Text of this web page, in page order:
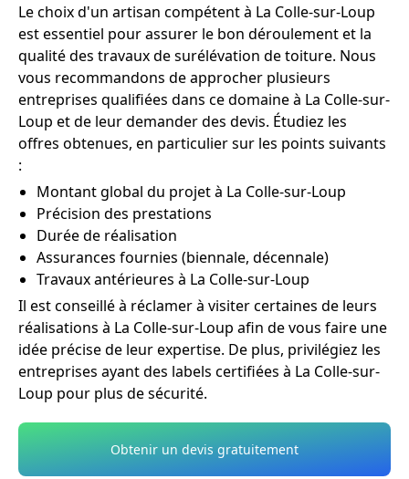
Le choix d'un artisan compétent à La Colle-sur-Loup
est essentiel pour assurer le bon déroulement et la
qualité des travaux de surélévation de toiture. Nous
vous recommandons de approcher plusieurs
entreprises qualifiées dans ce domaine à La Colle-sur-
Loup et de leur demander des devis. Étudiez les
offres obtenues, en particulier sur les points suivants
:
Montant global du projet à La Colle-sur-Loup
Précision des prestations
Durée de réalisation
Assurances fournies (biennale, décennale)
Travaux antérieures à La Colle-sur-Loup
Il est conseillé à réclamer à visiter certaines de leurs
réalisations à La Colle-sur-Loup afin de vous faire une
idée précise de leur expertise. De plus, privilégiez les
entreprises ayant des labels certifiées à La Colle-sur-
Loup pour plus de sécurité.
Obtenir un devis gratuitement